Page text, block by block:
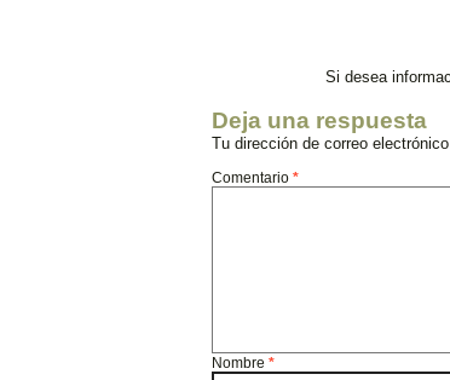
Si desea
Deja una respuesta
Tu dirección de correo
Comentario *
Nombre *